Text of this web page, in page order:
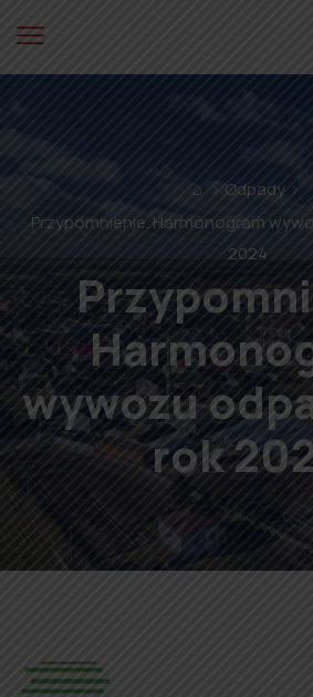
⌂
Odpady
Przypomnienie. Harmonogram
2024
wywozu
rok